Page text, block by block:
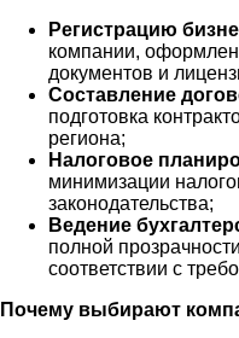
Регистрацию
компании,
документов и
Составление
подготовка
региона;
Налоговое
минимизации
законодательства;
Ведение
полной
соответствии с
Почему выбирают